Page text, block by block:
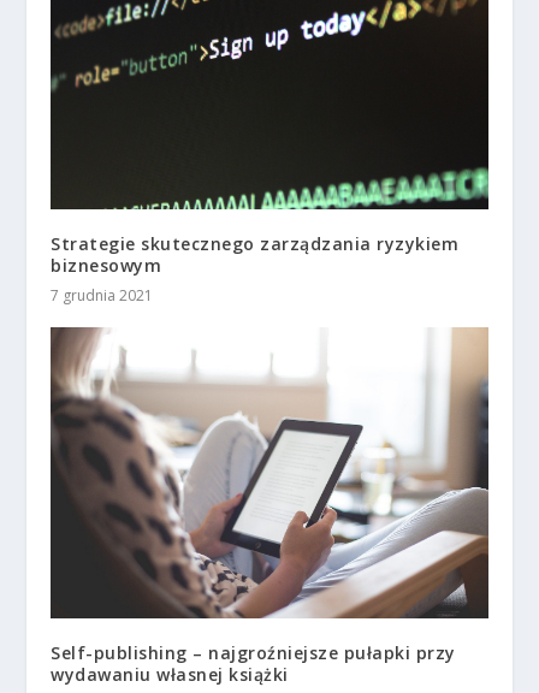
Strategie skutecznego zarządzania ryzykiem
biznesowym
7 grudnia 2021
Self-publishing – najgroźniejsze pułapki przy
wydawaniu własnej książki